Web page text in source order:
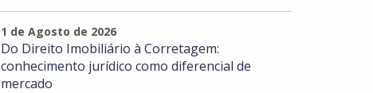
1 de Agosto de 2026
Do Direito Imobiliário à Corretagem:
conhecimento jurídico como diferencial de
mercado